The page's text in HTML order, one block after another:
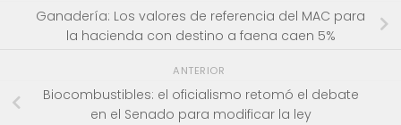
Ganadería: Los valores de referencia del MAC para
la hacienda con destino a faena caen 5%
ANTERIOR
Biocombustibles: el oficialismo retomó el debate
en el Senado para modificar la ley